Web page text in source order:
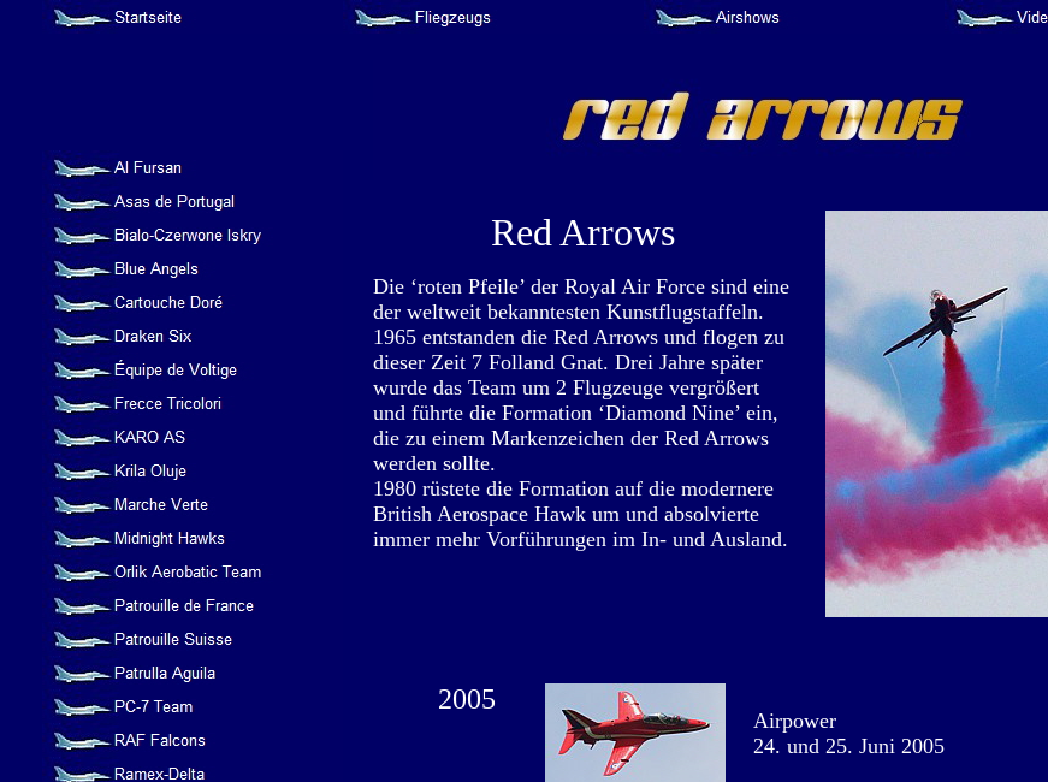
Red Arrows
Die ‘roten Pfeile’ der Royal Air Force sind eine
der weltweit bekanntesten Kunstflugstaffeln.
1965 entstanden die Red Arrows und flogen zu
dieser Zeit 7 Folland Gnat. Drei Jahre später
wurde das Team um 2 Flugzeuge vergrößert
und führte die Formation ‘Diamond Nine’ ein,
die zu einem Markenzeichen der Red Arrows
werden sollte.
1980 rüstete die Formation auf die modernere
British Aerospace Hawk um und absolvierte
immer mehr Vorführungen im In- und Ausland.
2005
Airpower
24. und 25. Juni 2005